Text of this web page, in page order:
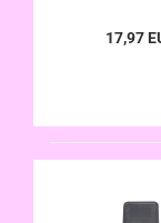
17,97